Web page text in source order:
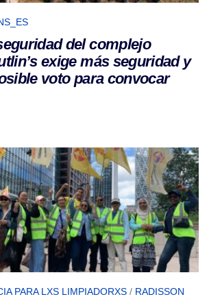
del complejo
exige más seguridad y
voto para convocar
PARA LXS LIMPIADORXS / RADISSON